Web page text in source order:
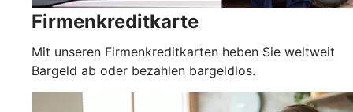
Firmenkreditkarte
Mit unseren Firmenkreditkarten heben Sie weltweit
Bargeld ab oder bezahlen bargeldlos.